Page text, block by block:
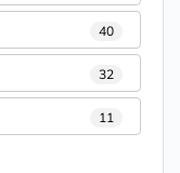
40
32
11